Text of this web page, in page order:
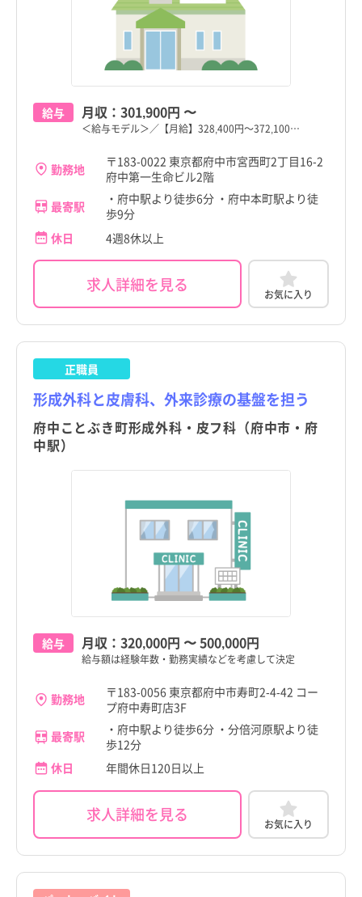
給与 月収： 301,900円 〜
＜給与モデル＞／【月給】328,400円～372,100…
勤務地
〒183-0022 東京都府中市宮西町2丁目16-2
府中第一生命ビル2階
最寄駅
・府中駅より徒歩6分 ・府中本町駅より徒
歩9分
休日
4週8休以上
求人詳細を見る お気に入り
正職員
形成外科と皮膚科、外来診療の基盤を担う
府中ことぶき町形成外科・皮フ科（府中市・府
中駅）
給与 月収： 320,000円 〜500,000円
給与額は経験年数・勤務実績などを考慮して決定
勤務地
〒183-0056 東京都府中市寿町2-4-42 コー
プ府中寿町店3F
最寄駅
・府中駅より徒歩6分 ・分倍河原駅より徒
歩12分
休日
年間休日120日以上
求人詳細を見る お気に入り